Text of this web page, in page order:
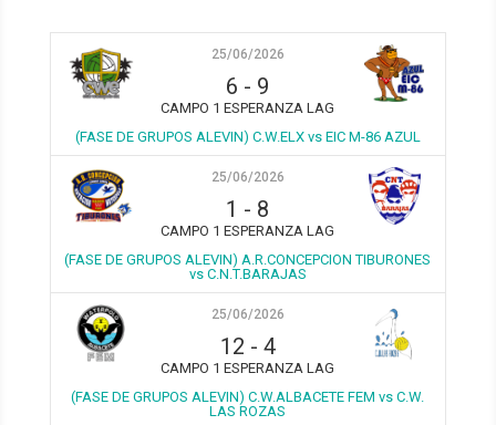
25/06/2026
6 - 9
CAMPO 1 ESPERANZA LAG
(FASE DE GRUPOS ALEVIN) C.W.ELX vs EIC M-86 AZUL
25/06/2026
1 - 8
CAMPO 1 ESPERANZA LAG
(FASE DE GRUPOS ALEVIN) A.R.CONCEPCION TIBURONES
vs C.N.T.BARAJAS
25/06/2026
12 - 4
CAMPO 1 ESPERANZA LAG
(FASE DE GRUPOS ALEVIN) C.W.ALBACETE FEM vs C.W.
LAS ROZAS